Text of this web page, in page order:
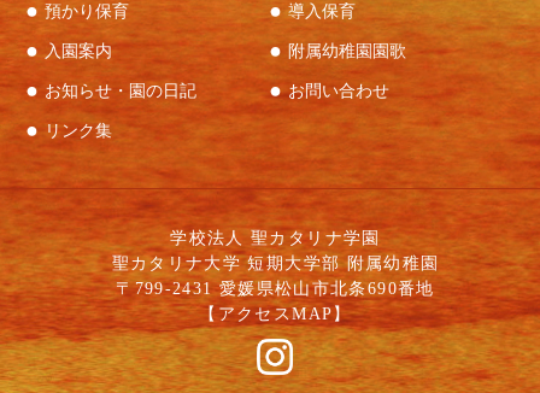
着替えをして、寝る準備！
お聖堂での夕のお祈りで、無事に一日を
過ごせたことを神様に感謝しました。
「『産んでくれてありがとう』と
お母さんに感謝を伝えましょう」
と園長先生からお話しを聞きました。
楽しい誕生会になったね。
預かり保育 導入保育
入園案内 附属幼稚園園歌
お知らせ・園の日記 お問い合わせ
リンク集
学校法人 聖カタリナ学園
聖カタリナ大学 短期大学部 附属幼稚園
〒799-2431 愛媛県松山市北条690番地
【アクセスMAP 】